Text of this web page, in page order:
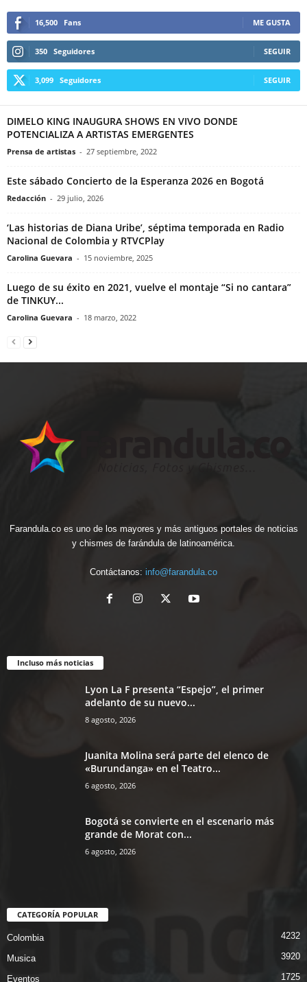
16,500 Fans ME GUSTA
350 Seguidores SEGUIR
3,099 Seguidores SEGUIR
DIMELO KING INAUGURA SHOWS EN VIVO DONDE
POTENCIALIZA A ARTISTAS EMERGENTES
Prensa de artistas - 27 septiembre, 2022
Este sábado Concierto de la Esperanza 2026 en Bogotá
Redacción - 29 julio, 2026
‘Las historias de Diana Uribe’, séptima temporada en Radio
Nacional de Colombia y RTVCPlay
Carolina Guevara - 15 noviembre, 2025
Luego de su éxito en 2021, vuelve el montaje “Si no cantara”
de TINKUY...
Carolina Guevara - 18 marzo, 2022
Farandula.co es uno de los mayores y más antiguos portales de noticias
y chismes de farándula de latinoamérica.
Contáctanos: info@farandula.co
Incluso más noticias
Lyon La F presenta “Espejo”, el primer
adelanto de su nuevo...
8 agosto, 2026
Juanita Molina será parte del elenco de
«Burundanga» en el Teatro...
6 agosto, 2026
Bogotá se convierte en el escenario más
grande de Morat con...
6 agosto, 2026
CATEGORÍA POPULAR
Colombia 4232
Musica 3920
Eventos 1725